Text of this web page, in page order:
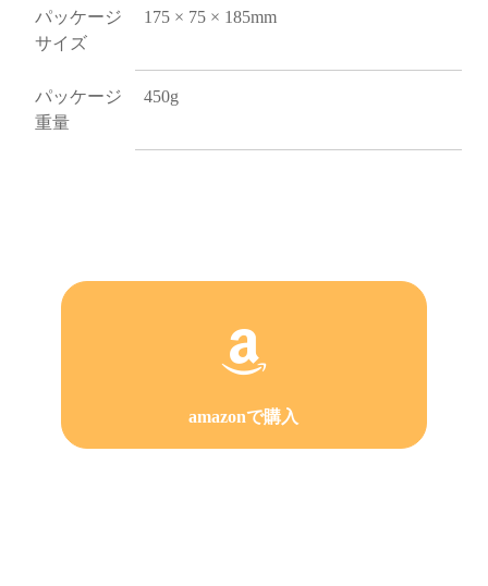
パッケージ
サイズ
175 × 75 × 185mm
パッケージ
重量
450g
amazonで購入